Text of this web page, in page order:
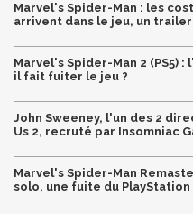
Marvel's Spider-Man : les
arrivent dans le jeu, un
Marvel's Spider-Man 2 (PS5)
il fait fuiter le jeu ?
John Sweeney, l'un des 2
Us 2, recruté par Insomniac
Marvel's Spider-Man
solo, une fuite du PlayStation